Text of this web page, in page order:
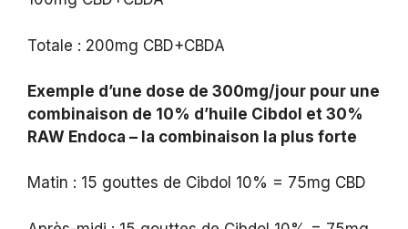
Totale : 200mg CBD+CBDA
Exemple d’une dose de 300mg/jour pour une
combinaison de 10% d’huile Cibdol et 30%
RAW Endoca – la combinaison la plus forte
Matin : 15 gouttes de Cibdol 10% = 75mg CBD